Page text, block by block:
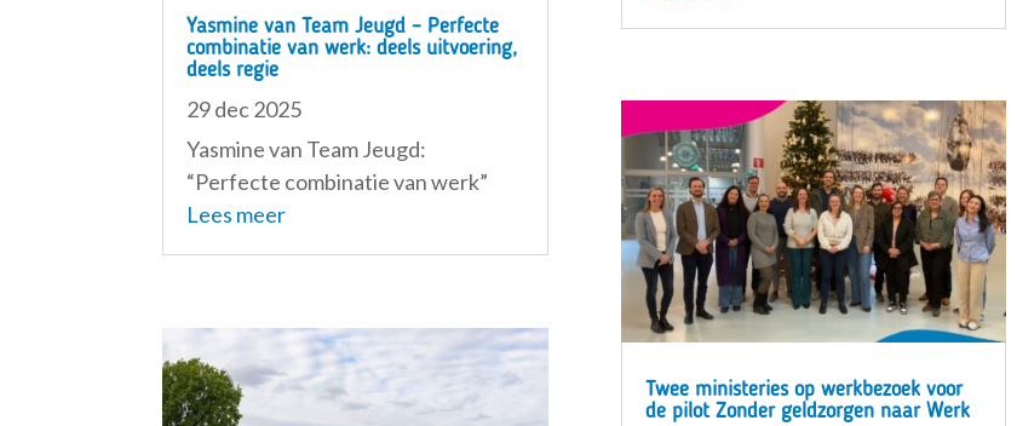
Yasmine van Team Jeugd – Perfecte
combinatie van werk: deels uitvoering,
deels regie
29 dec 2025
Yasmine van Team Jeugd:
“Perfecte combinatie van werk”
Lees meer
Twee ministeries op werkbezoek voor
de pilot Zonder geldzorgen naar Werk